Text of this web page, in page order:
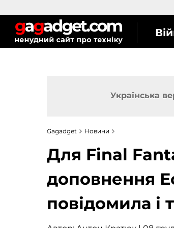
Українська
Gagadget Новини
Для Final
доповнення
повідомила і